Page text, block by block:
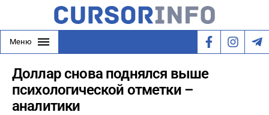
Меню
Доллар снова поднялся выше
психологической отметки –
аналитики